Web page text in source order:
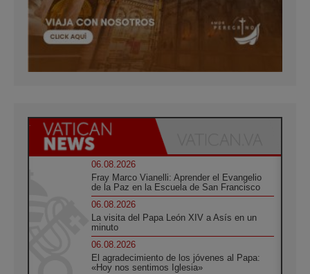
06.08.2026
Fray Marco Vianelli: Aprender el Evangelio
de la Paz en la Escuela de San Francisco
06.08.2026
La visita del Papa León XIV a Asís en un
minuto
06.08.2026
El agradecimiento de los jóvenes al Papa:
«Hoy nos sentimos Iglesia»